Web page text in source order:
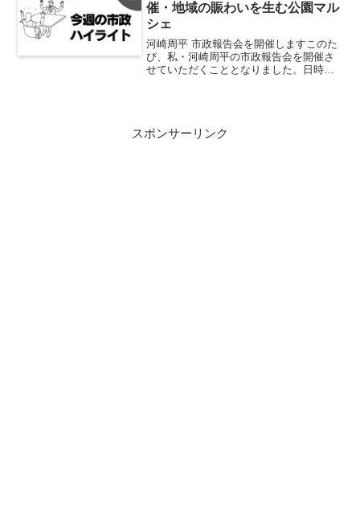
催・地域の賑わいを生む公園マル
シェ
河崎周平 市政報告会を開催しますこのた
び、私・河崎周平の市政報告会を開催さ
せていただくこととなりました。日時は
スポンサーリンク